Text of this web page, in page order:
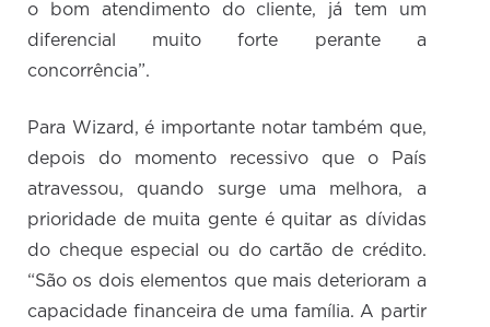
o bom atendimento do cliente, já tem um
diferencial muito forte perante a
concorrência”.
Para Wizard, é importante notar também que,
depois do momento recessivo que o País
atravessou, quando surge uma melhora, a
prioridade de muita gente é quitar as dívidas
do cheque especial ou do cartão de crédito.
“São os dois elementos que mais deterioram a
capacidade financeira de uma família. A partir